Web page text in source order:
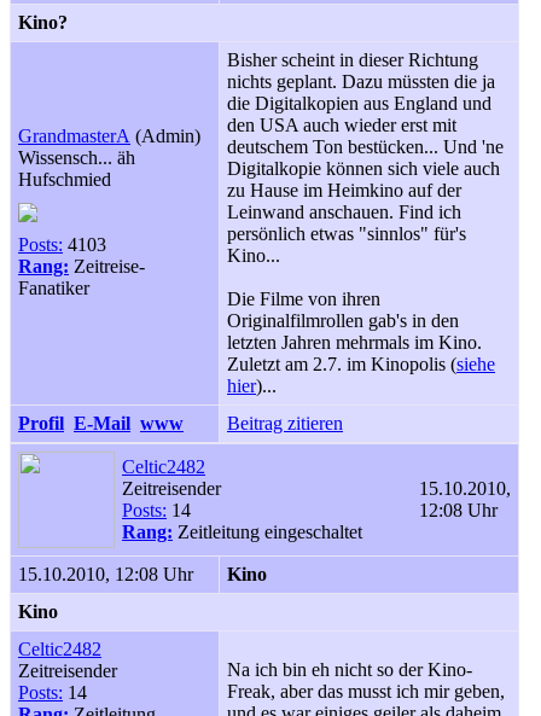
Kino?
GrandmasterA (Admin)
Wissensch... äh
Hufschmied
Posts: 4103
Rang: Zeitreise-
Fanatiker
Bisher scheint in dieser Richtung
nichts geplant. Dazu müssten die ja
die Digitalkopien aus England und
den USA auch wieder erst mit
deutschem Ton bestücken... Und 'ne
Digitalkopie können sich viele auch
zu Hause im Heimkino auf der
Leinwand anschauen. Find ich
persönlich etwas "sinnlos" für's
Kino...
Die Filme von ihren
Originalfilmrollen gab's in den
letzten Jahren mehrmals im Kino.
Zuletzt am 2.7. im Kinopolis (siehe
hier)...
Profil E-Mail www Beitrag zitieren
Celtic2482
Zeitreisender
Posts: 14
Rang: Zeitleitung eingeschaltet
15.10.2010,
12:08 Uhr
15.10.2010, 12:08 Uhr
Kino
Kino
Celtic2482
Zeitreisender
Posts: 14
Na ich bin eh nicht so der Kino-
Freak, aber das musst ich mir geben,